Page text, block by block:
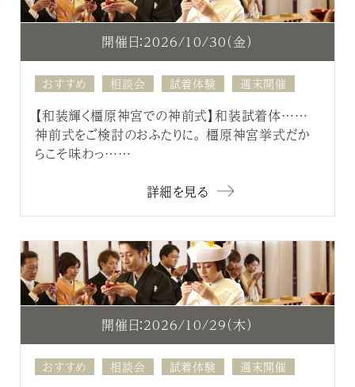
開催日：2026/10/30（金）
おすすめ 相談会 試着体験 週末開催
【和装輝く橿原神宮での神前式】和装試着体……
神前式をご検討のおふたりに。 橿原神宮挙式だか
らこそ味わっ……
詳細を見る
開催日：2026/10/29（木）
おすすめ 相談会 試着体験 週末開催